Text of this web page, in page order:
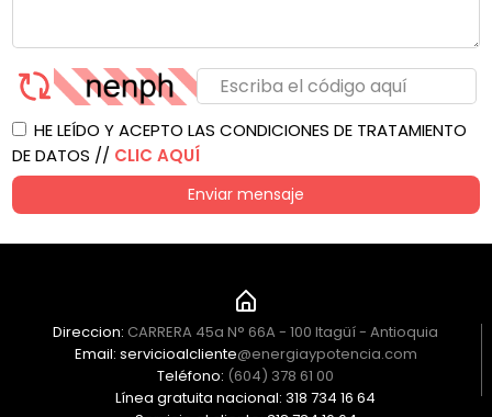
HE LEÍDO Y ACEPTO LAS CONDICIONES DE TRATAMIENTO
DE DATOS // CLIC AQUÍ
Enviar mensaje
Direccion: CARRERA 45a N° 66A - 100 Itagüí - Antioquia
Email: servicioalcliente@energiaypotencia.com
Teléfono: (604) 378 61 00
Línea gratuita nacional: 318 734 16 64